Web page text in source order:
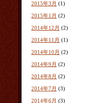
2015年3月 (1)
2015年1月 (2)
2014年12月 (2)
2014年11月 (1)
2014年10月 (2)
2014年9月 (2)
2014年8月 (2)
2014年7月 (3)
2014年6月 (3)